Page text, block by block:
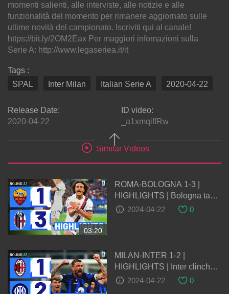
momenti salienti, alle interviste, alle notizie e alle
funzionalità del momento per rimanere aggiornato sulle
ultime novità del campionato. Iscriviti qui al canale!
https://bit.ly/2OM2Eax Per maggiori infomazioni sulla
Serie A: http://www.legaseriea.it/it
Tags :
SPAL
Inter Milan Italian Serie A 2020-04-22
Release Date:
2020-04-22
ID video:
_a1xmqiffRw
Similar Videos
03:20
ROMA-BOLOGNA 1-3 |
HIGHLIGHTS | Bologna take
massive step towards top 4
2024-04-22 0
MILAN-INTER 1-2 |
HIGHLIGHTS | Inter clinch
20th Scudetto with derby win!
2024-04-22 0